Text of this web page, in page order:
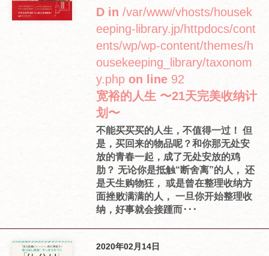
D in /var/www/vhosts/housek
eeping-library.jp/httpdocs/cont
ents/wp/wp-content/themes/h
ousekeeping_library/taxonom
y.php on line 92
宽裕的人生 〜21天完美收纳计
划〜
不能买买买的人生，不值得一过！ 但
是，买回来的物品呢？和你那无处安
放的青春一起，成了无处安放的鸡
肋？ 无论你是抵触“断舍离”的人， 还
是天生购物狂， 或是曾在整理收纳方
面挫败满满的人， 一旦你开始整理收
纳，好事就会接踵而･･･
2020年02月14日